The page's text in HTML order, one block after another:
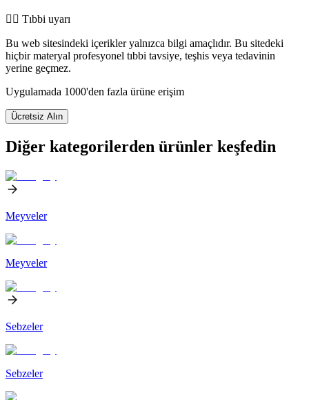
👨‍⚕️️ Tıbbi uyarı
Bu web sitesindeki içerikler yalnızca bilgi amaçlıdır. Bu sitedeki
hiçbir materyal profesyonel tıbbi tavsiye, teşhis veya tedavinin
yerine geçmez.
Uygulamada 1000'den fazla ürüne erişim
Ücretsiz Alın
Diğer kategorilerden ürünler keşfedin
Meyveler
Meyveler
Sebzeler
Sebzeler